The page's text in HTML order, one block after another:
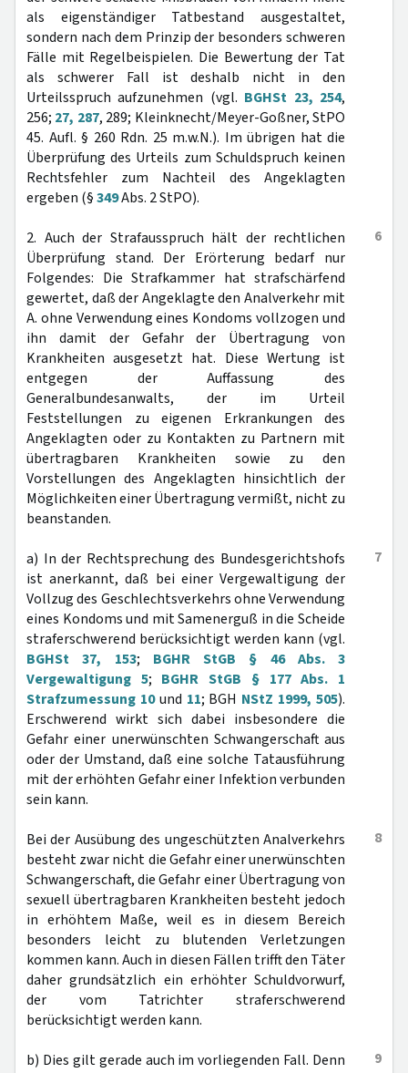
als eigenständiger Tatbestand ausgestaltet,
sondern nach dem Prinzip der besonders schweren
Fälle mit Regelbeispielen. Die Bewertung der Tat
als schwerer Fall ist deshalb nicht in den
Urteilsspruch aufzunehmen (vgl. BGHSt 23, 254,
256; 27, 287, 289; Kleinknecht/Meyer-Goßner, StPO
45. Aufl. § 260 Rdn. 25 m.w.N.). Im übrigen hat die
Überprüfung des Urteils zum Schuldspruch keinen
Rechtsfehler zum Nachteil des Angeklagten
ergeben (§349Abs. 2 StPO).
6
2. Auch der Strafausspruch hält der rechtlichen
Überprüfung stand. Der Erörterung bedarf nur
Folgendes: Die Strafkammer hat strafschärfend
gewertet, daß der Angeklagte den Analverkehr mit
A. ohne Verwendung eines Kondoms vollzogen und
ihn damit der Gefahr der Übertragung von
Krankheiten ausgesetzt hat. Diese Wertung ist
entgegen der Auffassung des
Generalbundesanwalts, der im Urteil
Feststellungen zu eigenen Erkrankungen des
Angeklagten oder zu Kontakten zu Partnern mit
übertragbaren Krankheiten sowie zu den
Vorstellungen des Angeklagten hinsichtlich der
Möglichkeiten einer Übertragung vermißt, nicht zu
beanstanden.
7
a) In der Rechtsprechung des Bundesgerichtshofs
ist anerkannt, daß bei einer Vergewaltigung der
Vollzug des Geschlechtsverkehrs ohne Verwendung
eines Kondoms und mit Samenerguß in die Scheide
straferschwerend berücksichtigt werden kann (vgl.
BGHSt 37, 153; BGHR StGB § 46 Abs. 3
Vergewaltigung 5; BGHR StGB § 177 Abs. 1
Strafzumessung 10und 11; BGH NStZ 1999, 505).
Erschwerend wirkt sich dabei insbesondere die
Gefahr einer unerwünschten Schwangerschaft aus
oder der Umstand, daß eine solche Tatausführung
mit der erhöhten Gefahr einer Infektion verbunden
sein kann.
8
Bei der Ausübung des ungeschützten Analverkehrs
besteht zwar nicht die Gefahr einer unerwünschten
Schwangerschaft, die Gefahr einer Übertragung von
sexuell übertragbaren Krankheiten besteht jedoch
in erhöhtem Maße, weil es in diesem Bereich
besonders leicht zu blutenden Verletzungen
kommen kann. Auch in diesen Fällen trifft den Täter
daher grundsätzlich ein erhöhter Schuldvorwurf,
der vom Tatrichter straferschwerend
berücksichtigt werden kann.
9
b) Dies gilt gerade auch im vorliegenden Fall. Denn